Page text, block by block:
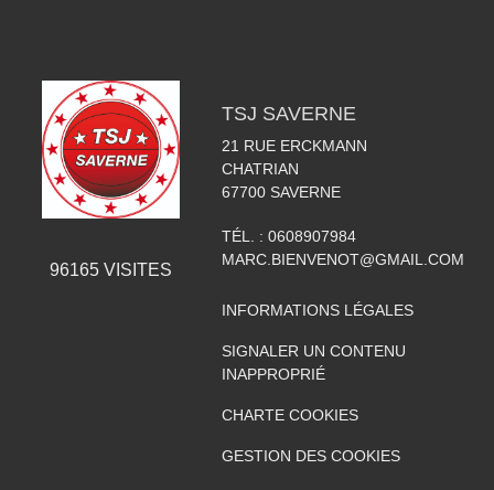
96165VISITES
TSJ SAVERNE
21 RUE ERCKMANN
CHATRIAN
67700 SAVERNE
TÉL. : 0608907984
MARC.BIENVENOT@GMAIL.COM
INFORMATIONS LÉGALES
SIGNALER UN CONTENU
INAPPROPRIÉ
CHARTE COOKIES
GESTION DES COOKIES